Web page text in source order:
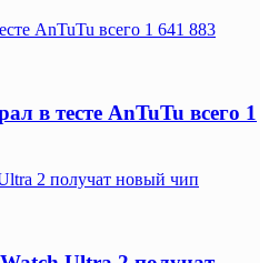
AnTuTu всего 1 641 883
в тесте AnTuTu всего 1
2 получат новый чип